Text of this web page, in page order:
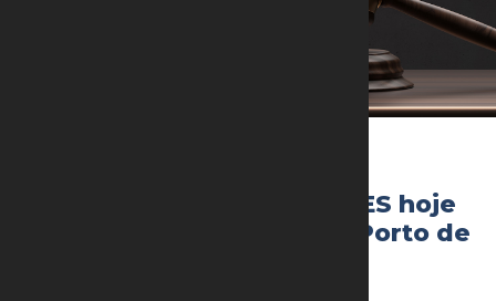
Codesa: leilão de docas no ES hoje
será teste para a venda do Porto de